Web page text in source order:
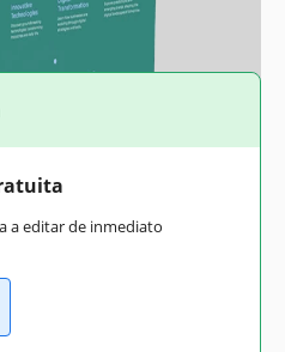
a editar de inmediato